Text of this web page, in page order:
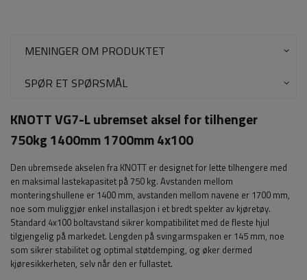
MENINGER OM PRODUKTET
SPØR ET SPØRSMÅL
KNOTT VG7-L ubremset aksel for tilhenger
750kg 1400mm 1700mm 4x100
Den ubremsede akselen fra KNOTT er designet for lette tilhengere med
en maksimal lastekapasitet på 750 kg. Avstanden mellom
monteringshullene er 1400 mm, avstanden mellom navene er 1700 mm,
noe som muliggjør enkel installasjon i et bredt spekter av kjøretøy.
Standard 4x100 boltavstand sikrer kompatibilitet med de fleste hjul
tilgjengelig på markedet. Lengden på svingarmspaken er 145 mm, noe
som sikrer stabilitet og optimal støtdemping, og øker dermed
kjøresikkerheten, selv når den er fullastet.